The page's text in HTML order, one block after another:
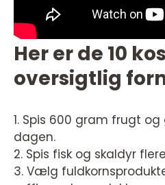
Her er de 10
oversigtlig
1. Spis 600 gram frugt
dagen.
2. Spis fisk og skaldyr
3. Vælg